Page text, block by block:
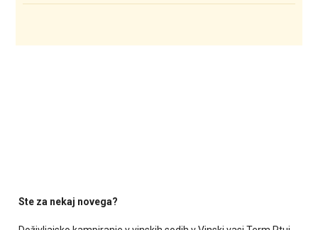
Ste za nekaj novega?